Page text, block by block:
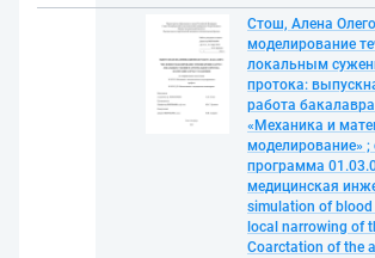
Стош, Алена
моделирование
локальным
протока:
работа
«Механика и
моделирование» ;
программа
медицинская
simulation of
local narrowing of
Coarctation of the